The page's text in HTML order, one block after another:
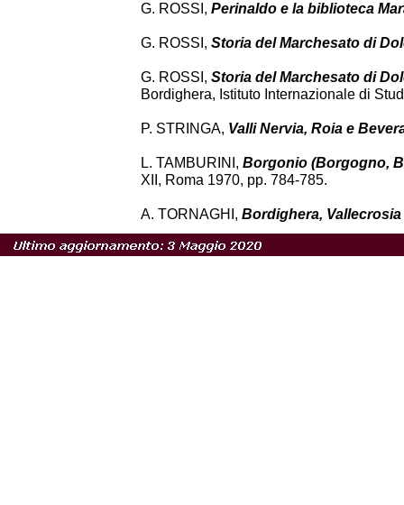
G. ROSSI, Perinaldo e la biblioteca
G. ROSSI, Storia del Marchesato di
G. ROSSI, Storia del Marchesato di
Bordighera, Istituto Internazionale di
P. STRINGA, Valli Nervia, Roia e
L. TAMBURINI, Borgonio (Borgogno,
XII, Roma 1970, pp. 784-785.
A. TORNAGHI, Bordighera,